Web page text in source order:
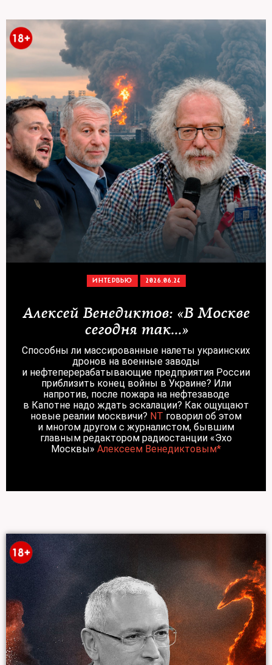
ИНТЕРВЬЮ 2026.06.24
Алексей Венедиктов: «В Москве
сегодня так...»
Способны ли массированные налеты украинских
дронов на военные заводы
и нефтеперерабатывающие предприятия России
приблизить конец войны в Украине? Или
напротив, после пожара на нефтезаводе
в Капотне надо ждать эскалации? Как ощущают
новые реалии москвичи? NT говорил об этом
и многом другом с журналистом, бывшим
главным редактором радиостанции «Эхо
Москвы» Алексеем Венедиктовым*